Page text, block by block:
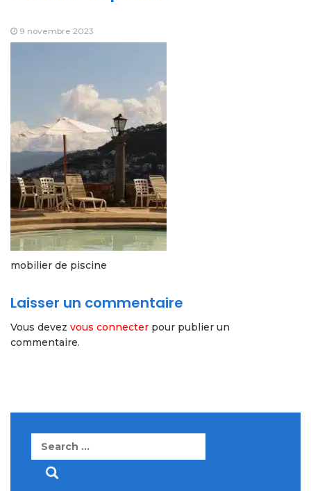
9 novembre 2023
mobilier de piscine
Laisser un commentaire
Vous devez vous connecter pour publier un
commentaire.
Search